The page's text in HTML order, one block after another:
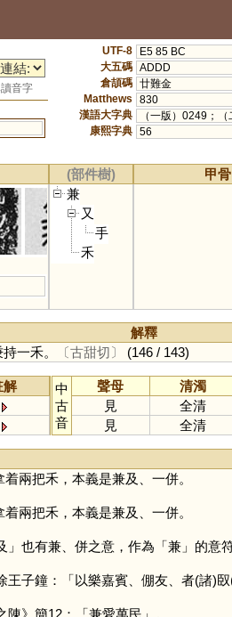
音字
UTF-8
E5 85 BC
大五碼 ADDD
倉頡碼 廿難金
Matthews
830
漢語大字典
（一版）0249；
康熙字典 56
(部件樹)
兼
又
手
禾
甲骨
解釋
一禾。 〔古甜切〕 (146 / 143)
解
中
古
音
聲母 清濁
見
全清
見
全清
兩把禾，本義是兼及、一併。
兩把禾，本義是兼及、一併。
」也有兼、併之意，作為「兼」的意符
鐘：「以樂嘉賓、倗友、者(諸)臤